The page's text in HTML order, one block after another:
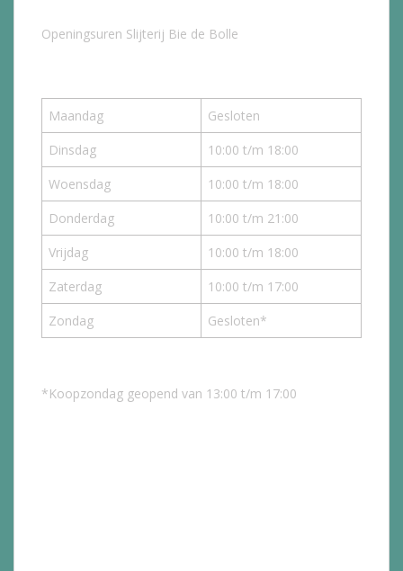
Openingsuren Slijterij Bie de Bolle
Maandag
Gesloten
Dinsdag
10:00 t/m 18:00
Woensdag
10:00 t/m 18:00
Donderdag
10:00 t/m 21:00
Vrijdag
10:00 t/m 18:00
Zaterdag
10:00 t/m 17:00
Zondag
Gesloten*
*Koopzondag geopend van 13:00 t/m 17:00